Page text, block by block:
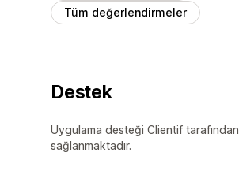
Tüm değerlendirmeler
Destek
Uygulama desteği Clientif tarafından
sağlanmaktadır.